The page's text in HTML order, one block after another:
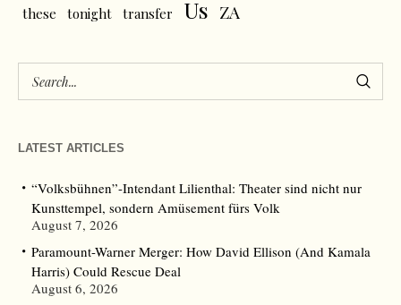
these tonight transfer Us ZA
LATEST ARTICLES
“Volksbühnen”-Intendant Lilienthal: Theater sind nicht nur
Kunsttempel, sondern Amüsement fürs Volk
August 7, 2026
Paramount-Warner Merger: How David Ellison (And Kamala
Harris) Could Rescue Deal
August 6, 2026